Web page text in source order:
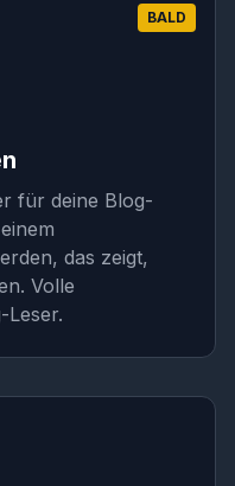
BALD
für deine Blog-
das zeigt,
Volle
Leser.